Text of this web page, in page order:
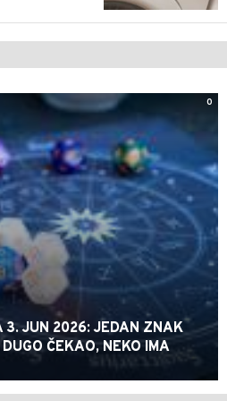
0
3. JUN 2026: JEDAN ZNAK
ČEKAO, NEKO IMA